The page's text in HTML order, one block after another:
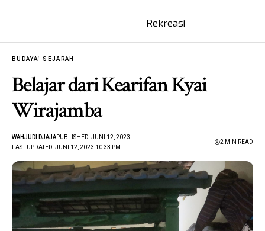
Rekreasi
BUDAYA SEJARAH
Belajar dari Kearifan Kyai
Wirajamba
LAST UPDATED: JUNI 12, 2023 10:33 PM
WAHJUDI DJAJAPUBLISHED: JUNI 12, 2023
2 MIN READ